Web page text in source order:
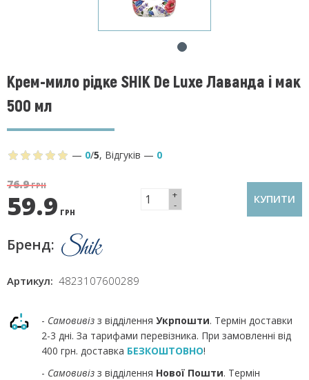
Крем-мило рідке SHIK De Luxe Лаванда і мак
500 мл
— 0/5, Відгуків — 0
76.9ГРН
59.9 ГРН
+
-
КУПИТИ
Бренд:
Артикул: 4823107600289
- Самовивіз з відділення Укрпошти. Термін доставки
2-3 дні. За тарифами перевізника. При замовленні від
400 грн. доставка БЕЗКОШТОВНО!
- Самовивіз з відділення Нової Пошти. Термін